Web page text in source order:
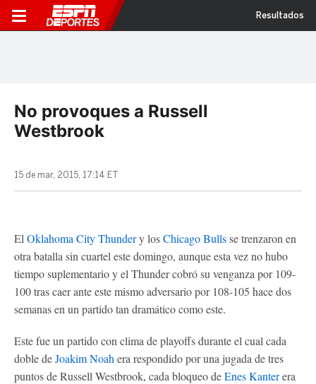
Resultados
No provoques a Russell
Westbrook
15 de mar, 2015, 17:14 ET
El Oklahoma City Thundery losChicago Bullsse trenzaron en
otra batalla sin cuartel este domingo, aunque esta vez no hubo
tiempo suplementario y el Thunder cobró su venganza por 109-
100 tras caer ante este mismo adversario por 108-105 hace dos
semanas en un partido tan dramático como este.
Este fue un partido con clima de playoffs durante el cual cada
doble deJoakim Noah era respondido por una jugada de tres
puntos de Russell Westbrook, cada bloqueo deEnes Kanterera